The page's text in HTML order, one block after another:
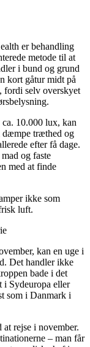
er behandling
metode til at
i bund og grund
kort gåtur midt på
fordi selv overskyet
10.000 lux, kan
dæmpe træthed og
efter få dage.
og faste
med at finde
ikke som
luft.
kan en uge i
Det handler ikke
bade i det
i Sydeuropa eller
som i Danmark i
rejse i november.
– man får